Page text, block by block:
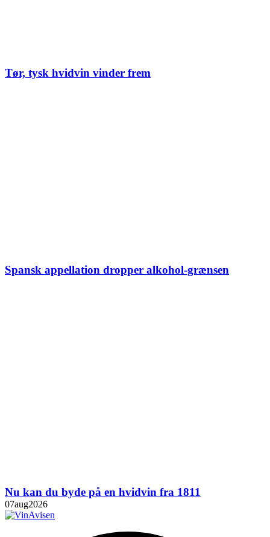
Tør, tysk hvidvin vinder frem
Spansk appellation dropper alkohol-grænsen
Nu kan du byde på en hvidvin fra 1811
07aug2026